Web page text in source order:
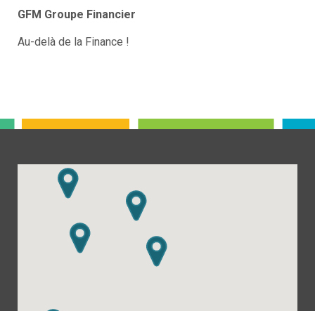
GFM Groupe Financier
Au-delà de la Finance !